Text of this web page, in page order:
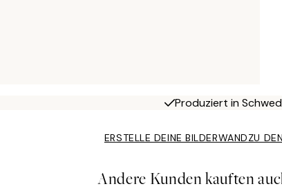
Produziert in
ERSTELLE DEINE BILDERWANDZU
Andere Kunden kauften